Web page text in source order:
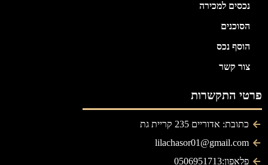
נכסים למכירה
הסוכנים
הוסף נכס
צור קשר
פרטי התקשרות
כתובת: אדוריים 235 קריית גת
lilachasor01@gmail.com
פלאפון:0506951713